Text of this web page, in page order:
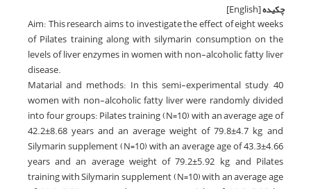
چکیده[English]
Aim: This research aims to investigate the effect of eight weeks
of Pilates training along with silymarin consumption on the
levels of liver enzymes in women with non-alcoholic fatty liver
disease.
Matarial and methods: In this semi-experimental study, 40
women with non-alcoholic fatty liver were randomly divided
into four groups: Pilates training (N=10) with an average age of
42.2±8.68 years and an average weight of 79.8±4.7 kg, and
Silymarin supplement (N=10) with an average age of 43.3±4.66
years and an average weight of 79.2±5.92 kg, and Pilates
training with Silymarin supplement (N=10) with an average age